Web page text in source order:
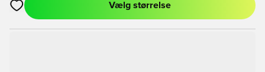
Åbner en Modal til at logge ind eller tilmelde dig som medlem
Vælg størrelse